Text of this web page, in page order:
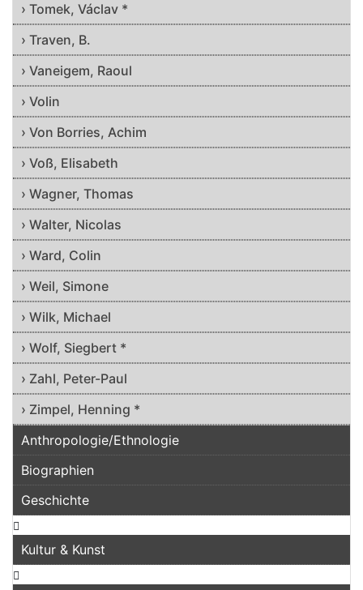
› Tomek, Václav *
› Traven, B.
› Vaneigem, Raoul
› Volin
› Von Borries, Achim
› Voß, Elisabeth
› Wagner, Thomas
› Walter, Nicolas
› Ward, Colin
› Weil, Simone
› Wilk, Michael
› Wolf, Siegbert *
› Zahl, Peter-Paul
› Zimpel, Henning *
Anthropologie/Ethnologie
Biographien
Geschichte
Kultur & Kunst